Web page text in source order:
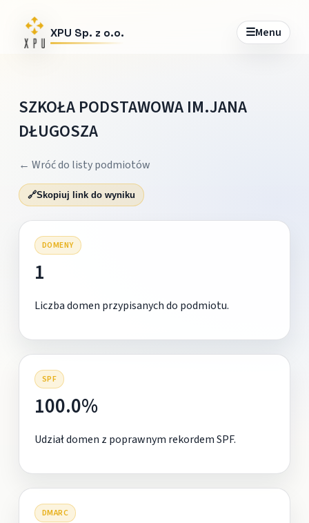
XPU Sp. z o.o. ☰Menu
SZKOŁA PODSTAWOWA IM.JANA
DŁUGOSZA
← Wróć do listy podmiotów
🔗Skopiuj link do wyniku
DOMENY
1
Liczba domen przypisanych do podmiotu.
SPF
100.0%
Udział domen z poprawnym rekordem SPF.
DMARC